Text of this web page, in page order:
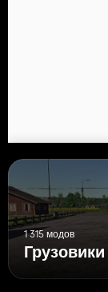
1 315 модов
Грузовики